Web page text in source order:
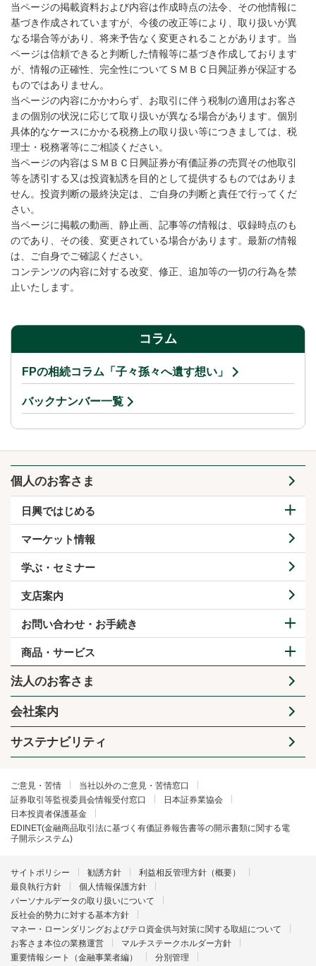
当ページの掲載資料および内容は作成時点の法令、その他情報に
基づき作成されていますが、今後の改正等により、取り扱いが異
なる場合等があり、将来予告なく変更されることがあります。当
ページは信頼できると判断した情報等に基づき作成しております
が、情報の正確性、完全性についてＳＭＢＣ日興証券が保証する
ものではありません。
当ページの内容にかかわらず、お取引に伴う税制の適用はお客さ
まの個別の状況に応じて取り扱いが異なる場合があります。個別
具体的なケースにかかる税務上の取り扱い等につきましては、税
理士・税務署等にご相談ください。
当ページの内容はＳＭＢＣ日興証券が有価証券の売買その他取引
等を誘引する又は投資勧誘を目的として提供するものではありま
せん。投資判断の最終決定は、ご自身の判断と責任で行ってくだ
さい。
当ページに掲載の動画、静止画、記事等の情報は、収録時点のも
のであり、その後、変更されている場合があります。最新の情報
は、ご自身でご確認ください。
コンテンツの内容に対する改変、修正、追加等の一切の行為を禁
止いたします。
コラム
FPの相続コラム「子々孫々へ遺す想い」
バックナンバー一覧
個人のお客さま
日興ではじめる
マーケット情報
学ぶ・セミナー
支店案内
お問い合わせ・お手続き
商品・サービス
法人のお客さま
会社案内
サステナビリティ
ご意見・苦情
当社以外のご意見・苦情窓口
証券取引等監視委員会情報受付窓口
日本証券業協会
日本投資者保護基金
EDINET(金融商品取引法に基づく有価証券報告書等の開示書類に関する電
子開示システム)
サイトポリシー 勧誘方針
利益相反管理方針（概要）
最良執行方針
個人情報保護方針
パーソナルデータの取り扱いについて
反社会的勢力に対する基本方針
マネー・ローンダリングおよびテロ資金供与対策に関する取組について
お客さま本位の業務運営
マルチステークホルダー方針
重要情報シート（金融事業者編）
分別管理